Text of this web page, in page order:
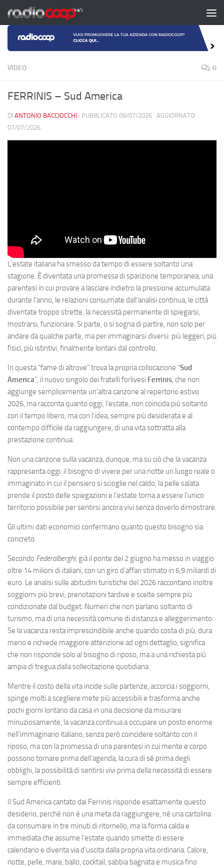
Salta al contenuto
VIDEO 0
FERRINIS – Sud America
DI ANTONIO BACCIOCCHI · PUBBLICATO 09/07/2026 · AGGIORNATO
07/07/2026
L’estate italiana ha smesso da tempo di essere soltanto una
stagione. È diventata una promessa di sparizione temporanea, una
parentesi in cui provare a lasciare indietro la pressione accumulata
durante l’anno, le relazioni consumate dall’analisi continua, le città
diventate troppo strette, la necessità permanente di spiegarsi,
mostrarsi, funzionare. Si parte, o si sogna di partire, non solo per
andare da qualche parte, ma per immaginarsi diversi: più leggeri, più
fisici, più istintivi, finalmente lontani dal controllo.
In questa “fame di altrove” trova la propria collocazione “Sud
America”, il nuovo singolo dei fratelli forlivesi Ferrinis, che non
aggiunge semplicemente un’altra canzone al repertorio estivo
2026, ma racconta quanto oggi, l’estate, non coincida più soltanto
con il tempo libero, ma con l’idea, sempre più desiderata e al
contempo difficile da raggiungere, di una vita sottratta alla
prestazione continua.
Non una canzone sulla vacanza, dunque, ma su ciò che la vacanza
rappresenta oggi: il bisogno di vivere per una notte un luogo reale o
immaginato in cui il pensiero si scioglie nel caldo, la pelle salata
prende il posto delle spiegazioni e l’estate torna a essere l’unico
territorio possibile per sentirsi ancora vivi senza doverlo dimostrare.
Gli ultimi dati economici confermano quanto questo bisogno sia
concreto.
Secondo Federalberghi, già il ponte del 2 giugno ha messo in viaggio
oltre 14 milioni di italiani, con un giro d’affari stimato in 6,9 miliardi di
euro. Le analisi sulle abitudini turistiche del 2026 raccontano inoltre
soggiorni più brevi, prenotazioni tardive e scelte sempre più
condizionate dal budget. Numeri che non parlano soltanto di
turismo, ma di una necessità comune di distanza e alleggerimento.
Se la vacanza resta imprescindibile anche quando costa di più, dura
meno e richiede maggiore attenzione ad ogni dettaglio, significa
che non risponde solo al bisogno di riposo, ma a una richiesta più
ampia di tregua dalla sollecitazione quotidiana.
Mentre il costo della vita incide sulle partenze, accorcia i soggiorni,
spinge molti a scegliere mete più accessibili e trasforma anche
pochi giorni lontano da casa in una decisione da misurare
minuziosamente, la vacanza continua a occupare un posto enorme
nell’immaginario italiano, senza però coincidere soltanto con il
riposo, ma con la promessa di una parentesi in cui mente e corpo
possono tornare prima dell’agenda, la cura di sé prima degli
obblighi, la possibilità di sentirsi vivi prima della necessità di essere
sempre efficienti.
Il Sud America cantato dai Ferrinis risponde esattamente questo
desiderio, perché non è una meta da raggiungere, né una cartolina
da consumare in tre minuti di ritornello, ma la forma calda e
immediata che assume l’estate quando smette di essere
calendario e diventa via d’uscita dalla propria vita ordinaria. Calore,
notte, pelle, mare, ballo, cocktail, sabbia bagnata e musica fino